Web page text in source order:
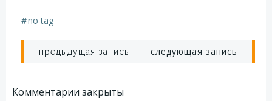
#no tag
Навигация
по
предыдущая запись
Навигация
следующая запись
Комментарии закрыты